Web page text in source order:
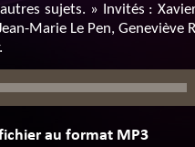
sujets. » Invités :
Marie Le Pen, Geneviève